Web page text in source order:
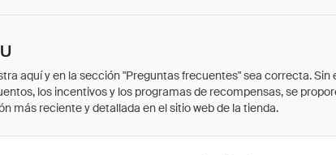
aquí y en la sección "Preguntas frecuentes" sea correcta.
los incentivos y los programas de recompensas, se
más reciente y detallada en el sitio web de la tienda.